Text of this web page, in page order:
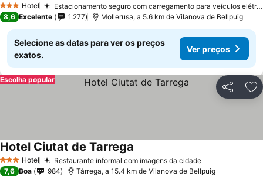
3 EstrelasHotel Estacionamento seguro com carregamento para veículos elétricos
8,6 Excelente 1.277 Mollerusa, a 5.6 km de Vilanova de Bellpuig
Selecione as datas para ver os preços
exatos.
Ver preços
Partilhar
Escolha popular
3 EstrelasHotel Restaurante informal com imagens da cidade
Hotel Ciutat de Tarrega
7,6 Boa 984 Tárrega, a 15.4 km de Vilanova de Bellpuig